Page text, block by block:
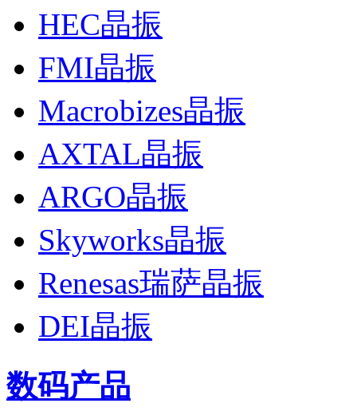
HEC晶振
FMI晶振
Macrobizes晶振
AXTAL晶振
ARGO晶振
Skyworks晶振
Renesas瑞萨晶振
DEI晶振
数码产品